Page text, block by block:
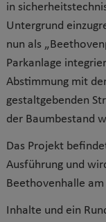
in
Untergrund
nun als
Parkanlage
Abstimmung mit
gestaltgebenden
der Baumbestand
Das Projekt
Ausführung und
Beethovenhalle
Inhalte und ein